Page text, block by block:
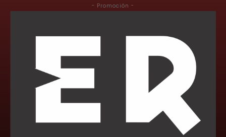
- Promoción -